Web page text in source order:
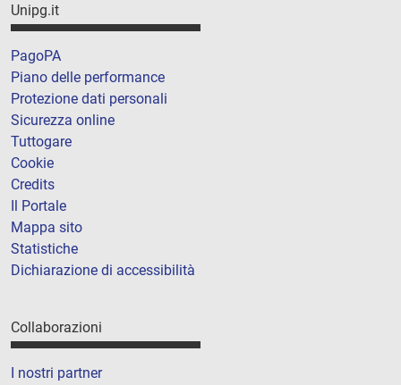
Unipg.it
PagoPA
Piano delle performance
Protezione dati personali
Sicurezza online
Tuttogare
Cookie
Credits
Il Portale
Mappa sito
Statistiche
Dichiarazione di accessibilità
Collaborazioni
I nostri partner